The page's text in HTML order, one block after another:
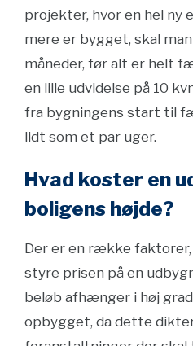
projekter, hvor en hel ny
mere er bygget, skal
måneder, før alt er helt
en lille udvidelse på 10
fra bygningens start til
lidt som et par uger.
Hvad koster en
boligens højde?
Der er en række
styre prisen på en
beløb afhænger i høj
opbygget, da dette